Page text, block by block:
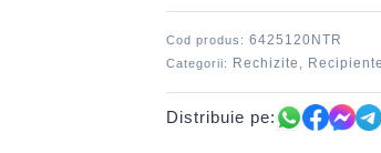
Cod produs:6425120NTR
Categorii: Rechizite
Distribuie pe: